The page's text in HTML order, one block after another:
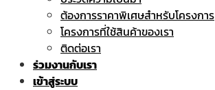
ต้องการราคาพิเศษสำหรับโครงการ
โครงการที่ใช้สินค้าของเรา
ติดต่อเรา
ร่วมงานกับเรา
เข้าสู่ระบบ